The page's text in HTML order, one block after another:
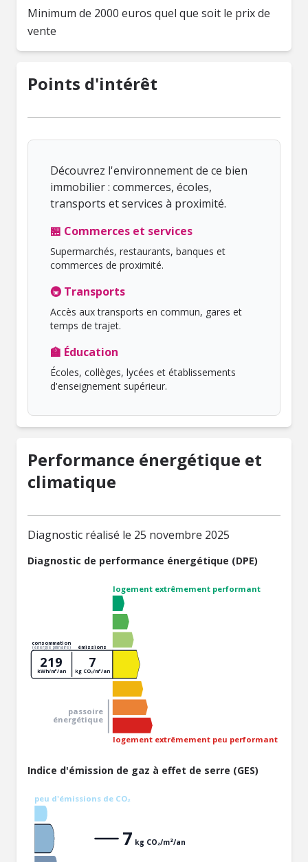
Minimum de 2000 euros quel que soit le prix de
vente
Points d'intérêt
Découvrez l'environnement de ce bien
immobilier : commerces, écoles,
transports et services à proximité.
🏪 Commerces et services
Supermarchés, restaurants, banques et
commerces de proximité.
🚇 Transports
Accès aux transports en commun, gares et
temps de trajet.
🏫 Éducation
Écoles, collèges, lycées et établissements
d'enseignement supérieur.
Performance énergétique et
climatique
Diagnostic réalisé le 25 novembre 2025
Diagnostic de performance énergétique (DPE)
logement extrêmement performant
logement extrêmement peu performant
passoire
énergétique
consommation
(énergie primaire) émissions
219
kWh/m²/an
7
kg CO₂/m²/an
Indice d'émission de gaz à effet de serre (GES)
peu d'émissions de CO₂
7 kg CO₂/m²/an